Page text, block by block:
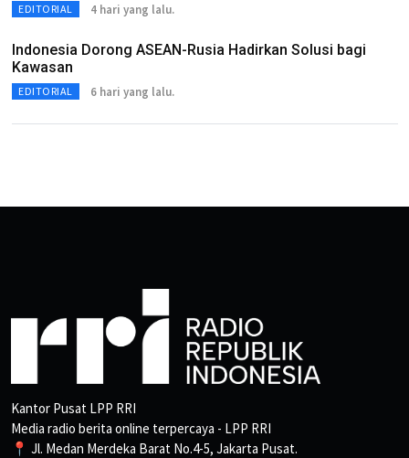
EDITORIAL 4 hari yang lalu.
Indonesia Dorong ASEAN-Rusia Hadirkan Solusi bagi
Kawasan
EDITORIAL 6 hari yang lalu.
Kantor Pusat LPP RRI
Media radio berita online terpercaya - LPP RRI
📍 Jl. Medan Merdeka Barat No.4-5, Jakarta Pusat.